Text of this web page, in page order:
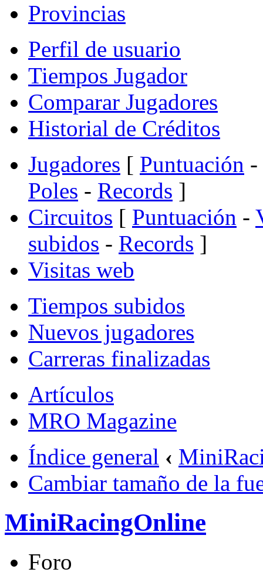
Provincias
Perfil de usuario
Tiempos Jugador
Comparar Jugadores
Historial de Créditos
Jugadores [ Puntuación -
Poles - Records ]
Circuitos [ Puntuación -
subidos - Records ]
Visitas web
Tiempos subidos
Nuevos jugadores
Carreras finalizadas
Artículos
MRO Magazine
Índice general ‹
Cambiar tamaño de la
MiniRacingOnline
Foro